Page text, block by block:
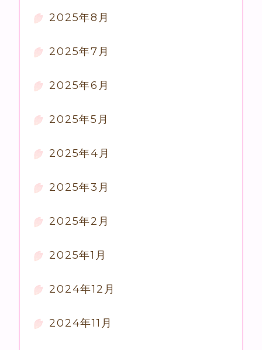
2025年8月
2025年7月
2025年6月
2025年5月
2025年4月
2025年3月
2025年2月
2025年1月
2024年12月
2024年11月